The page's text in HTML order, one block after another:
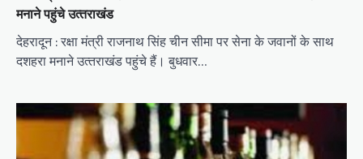
मनाने पहुंचे उत्‍तराखंड
देहरादून : रक्षा मंत्री राजनाथ सिंह चीन सीमा पर सेना के जवानों के साथ
दशहरा मनाने उत्‍तराखंड पहुंचे हैं। बुधवार…